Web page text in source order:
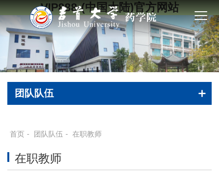
VIP888·(中国大陆)官方网站
团队队伍
首页 - 团队队伍 - 在职教师
在职教师